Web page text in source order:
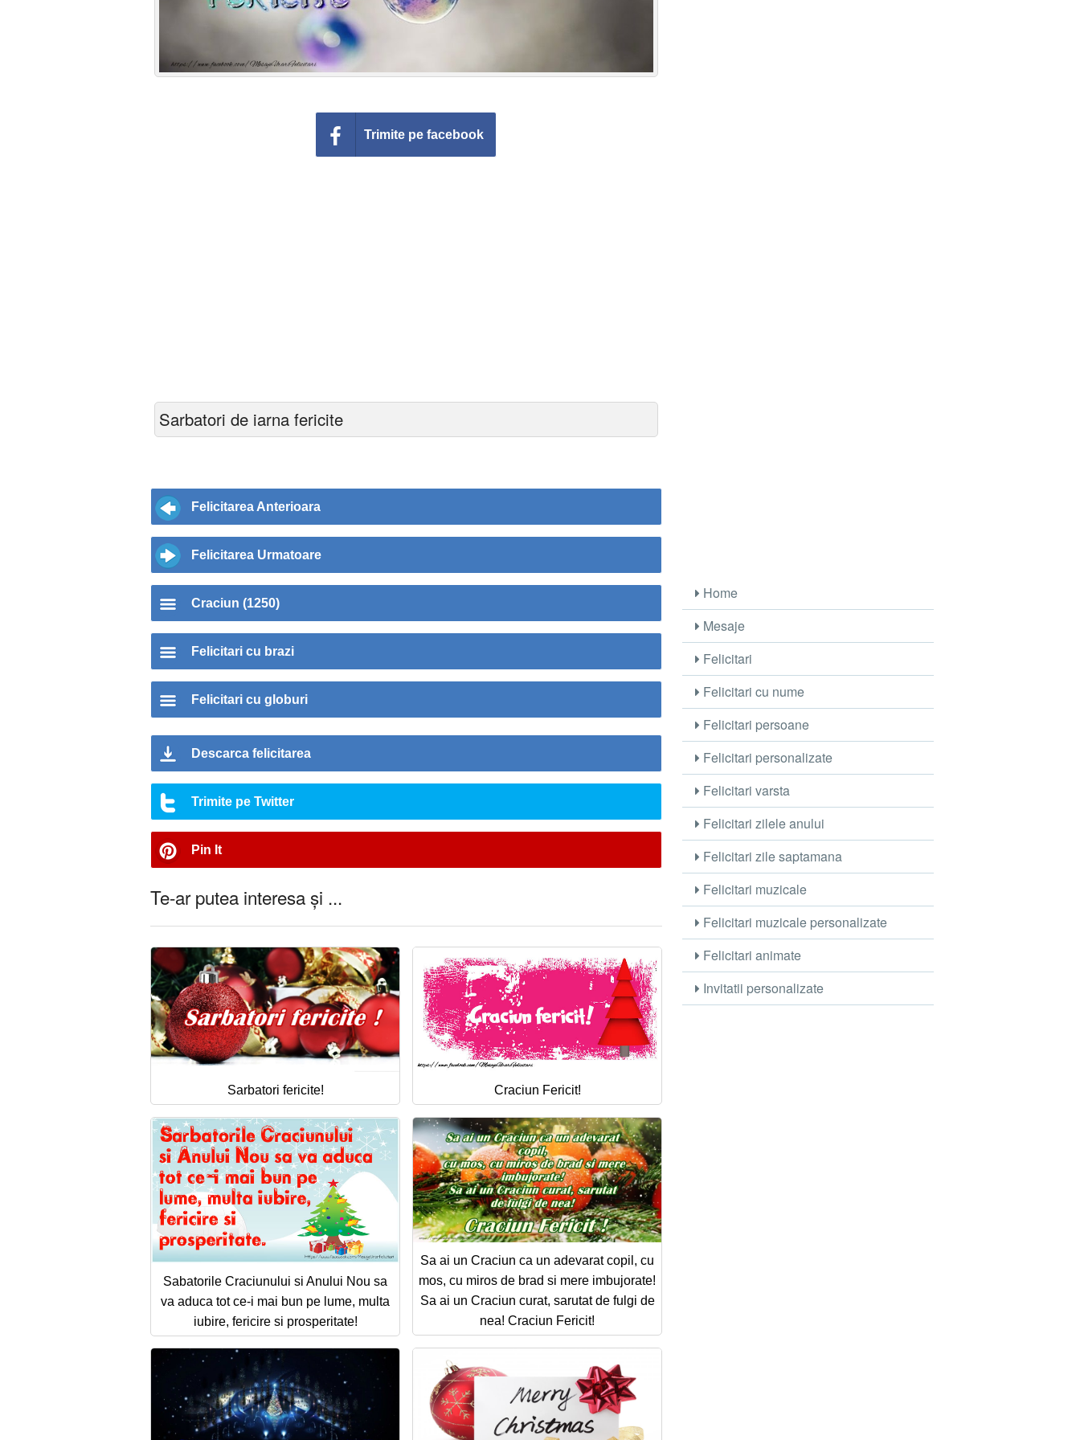
Trimite pe facebook
Sarbatori de iarna fericite
Felicitarea Anterioara
Felicitarea Urmatoare
Craciun (1250)
Felicitari cu brazi
Felicitari cu globuri
Descarca felicitarea
Trimite pe Twitter
Pin It
Te-ar putea interesa și ...
Sarbatori fericite! Craciun Fericit!
Sabatorile Craciunului si Anului Nou sa
va aduca tot ce-i mai bun pe lume, multa
iubire, fericire si prosperitate!
Sa ai un Craciun ca un adevarat copil, cu
mos, cu miros de brad si mere imbujorate!
Sa ai un Craciun curat, sarutat de fulgi de
nea! Craciun Fericit!
Home
Mesaje
Felicitari
Felicitari cu nume
Felicitari persoane
Felicitari personalizate
Felicitari varsta
Felicitari zilele anului
Felicitari zile saptamana
Felicitari muzicale
Felicitari muzicale personalizate
Felicitari animate
Invitatii personalizate